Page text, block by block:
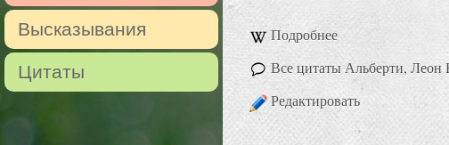
Высказывания
Цитаты
Подробнее
Все цитаты Альберти, Леон
Редактировать